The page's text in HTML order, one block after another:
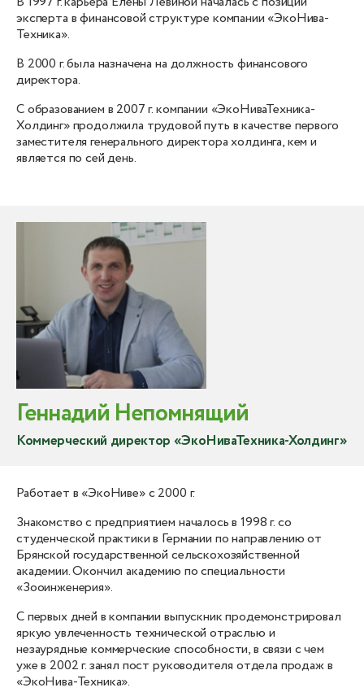
эксперта в финансовой структуре компании «ЭкоНива-
Техника».
В 2000 г. была назначена на должность финансового
директора.
С образованием в 2007 г. компании «ЭкоНиваТехника-
Холдинг» продолжила трудовой путь в качестве первого
заместителя генерального директора холдинга, кем и
является по сей день.
Геннадий Непомнящий
Коммерческий директор «ЭкоНиваТехника-Холдинг»
Работает в «ЭкоНиве» с 2000 г.
Знакомство с предприятием началось в 1998 г. со
студенческой практики в Германии по направлению от
Брянской государственной сельскохозяйственной
академии. Окончил академию по специальности
«Зооинженерия».
С первых дней в компании выпускник продемонстрировал
яркую увлеченность технической отраслью и
незаурядные коммерческие способности, в связи с чем
уже в 2002 г. занял пост руководителя отдела продаж в
«ЭкоНива-Техника».